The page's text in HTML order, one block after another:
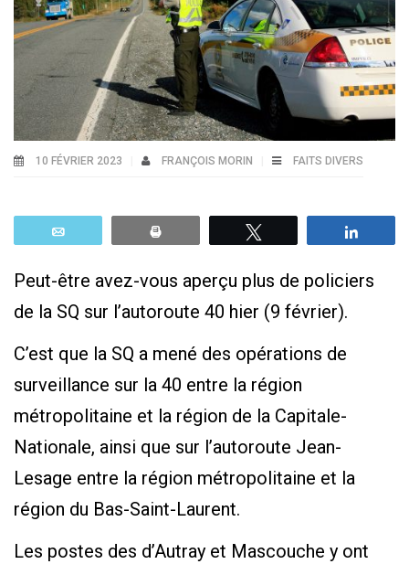
10 FÉVRIER 2023 FRANÇOIS MORIN FAITS DIVERS
Peut-être avez-vous aperçu plus de policiers
de la SQ sur l’autoroute 40 hier (9 février).
C’est que la SQ a mené des opérations de
surveillance sur la 40 entre la région
métropolitaine et la région de la Capitale-
Nationale, ainsi que sur l’autoroute Jean-
Lesage entre la région métropolitaine et la
région du Bas-Saint-Laurent.
Les postes des d’Autray et Mascouche y ont